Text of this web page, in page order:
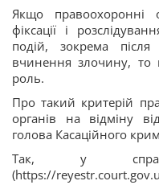
Якщо
фіксації і
подій, зокрема
вчинення злочину, то
роль.
Про такий критерій
органів на відміну
голова Касаційного
Так, у
(https://